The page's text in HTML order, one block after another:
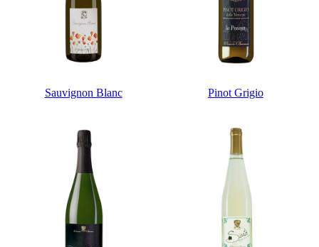
Sauvignon Blanc Pinot Grigio